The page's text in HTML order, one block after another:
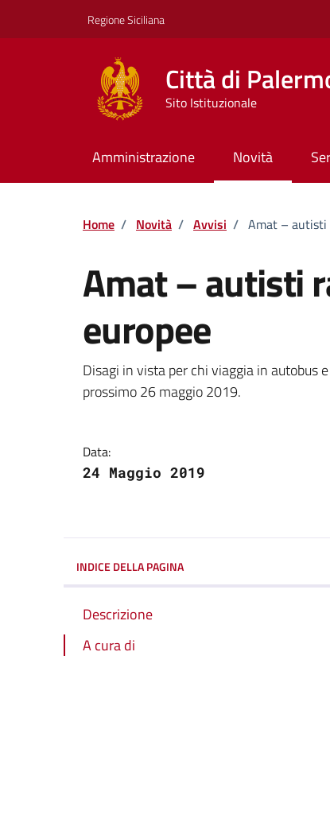
Regione Siciliana
Città di
Sito Istituzionale
Amministrazione Novità
Home / Novità / Avvisi / Amat – autisti
Amat – autisti
europee
Dettagli della
Disagi in vista per chi viaggia in autobus
prossimo 26 maggio 2019.
Data:
24 Maggio 2019
INDICE DELLA PAGINA
Descrizione
A cura di